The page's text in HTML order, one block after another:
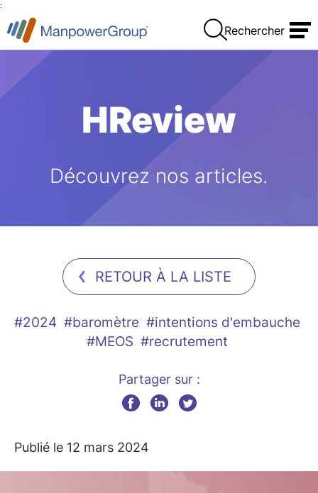
:
Rechercher
HReview
Découvrez nos articles.
RETOUR À LA LISTE
#2024 #baromètre #intentions d'embauche
#MEOS #recrutement
Partager sur :
Publié le 12 mars 2024